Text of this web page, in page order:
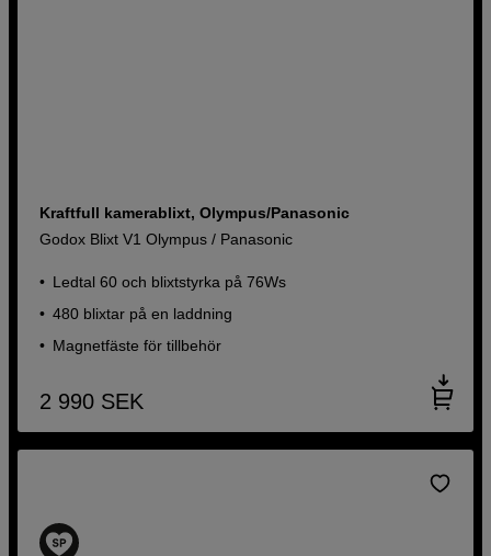
Kraftfull kamerablixt, Olympus/Panasonic
Godox Blixt V1 Olympus / Panasonic
Ledtal 60 och blixtstyrka på 76Ws
480 blixtar på en laddning
Magnetfäste för tillbehör
2 990 SEK